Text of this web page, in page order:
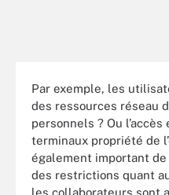
Par exemple, les
des ressources réseau
personnels ? Ou
terminaux propriété de
également important
des restrictions quant
les collaborateurs sont